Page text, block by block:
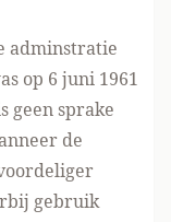
adminstratie
op 6 juni 1961
geen sprake
de
gebruik